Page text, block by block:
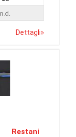
n.d.
Dettagli»
Restani